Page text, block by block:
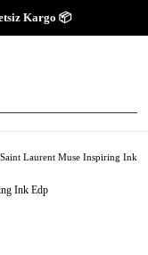
Kargo 📦
Laurent Muse Inspiring Ink